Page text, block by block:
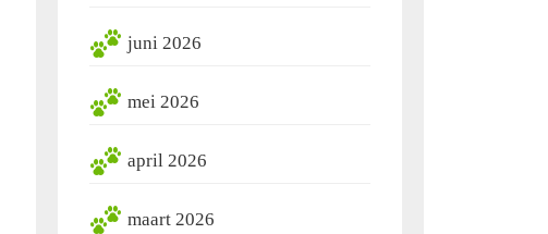
juni 2026
mei 2026
april 2026
maart 2026